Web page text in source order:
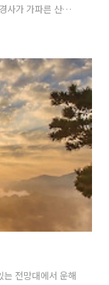
사가 가파른 산길
다.땀흘린 덕분에
각각 변하는 하늘의
보지 못한 사람이라
는 전망대에서 운해